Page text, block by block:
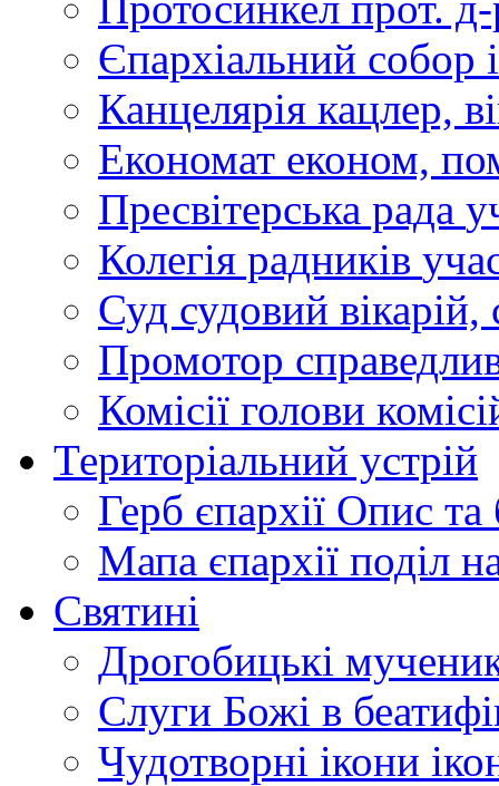
Єпархіальний собор
Канцелярія кацлер,
Економат економ,
Пресвітерська рада
Колегія радників
Суд судовий вікарій,
Промотор
Комісії голови
Територіальний устрій
Герб єпархії Опис та
Мапа єпархії поділ
Святині
Дрогобицькі
Слуги Божі в
Чудотворні ікони